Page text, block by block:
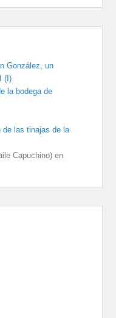
González, un
(I)
la bodega de
de las tinajas de la
Capuchino) en